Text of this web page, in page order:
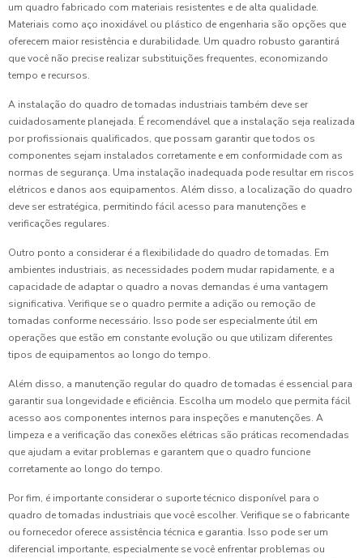
um quadro fabricado com materiais resistentes e de alta qualidade.
Materiais como aço inoxidável ou plástico de engenharia são opções que
oferecem maior resistência e durabilidade. Um quadro robusto garantirá
que você não precise realizar substituições frequentes, economizando
tempo e recursos.
A instalação do quadro de tomadas industriais também deve ser
cuidadosamente planejada. É recomendável que a instalação seja realizada
por profissionais qualificados, que possam garantir que todos os
componentes sejam instalados corretamente e em conformidade com as
normas de segurança. Uma instalação inadequada pode resultar em riscos
elétricos e danos aos equipamentos. Além disso, a localização do quadro
deve ser estratégica, permitindo fácil acesso para manutenções e
verificações regulares.
Outro ponto a considerar é a flexibilidade do quadro de tomadas. Em
ambientes industriais, as necessidades podem mudar rapidamente, e a
capacidade de adaptar o quadro a novas demandas é uma vantagem
significativa. Verifique se o quadro permite a adição ou remoção de
tomadas conforme necessário. Isso pode ser especialmente útil em
operações que estão em constante evolução ou que utilizam diferentes
tipos de equipamentos ao longo do tempo.
Além disso, a manutenção regular do quadro de tomadas é essencial para
garantir sua longevidade e eficiência. Escolha um modelo que permita fácil
acesso aos componentes internos para inspeções e manutenções. A
limpeza e a verificação das conexões elétricas são práticas recomendadas
que ajudam a evitar problemas e garantem que o quadro funcione
corretamente ao longo do tempo.
Por fim, é importante considerar o suporte técnico disponível para o
quadro de tomadas industriais que você escolher. Verifique se o fabricante
ou fornecedor oferece assistência técnica e garantia. Isso pode ser um
diferencial importante, especialmente se você enfrentar problemas ou